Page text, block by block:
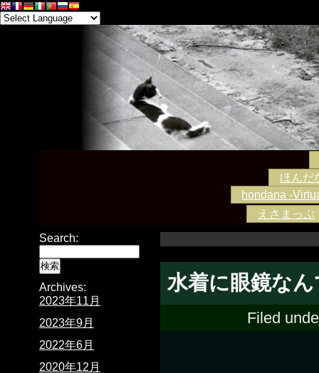
ほんだ
hondana -
えさまっぷ
水着に眼鏡な
Filed
Search:
Archives:
2023年11月
2023年9月
2022年6月
2020年12月